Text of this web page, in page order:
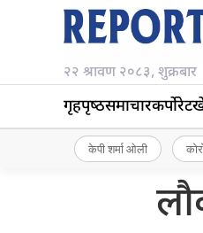
२२ श्रावण २०८३, शुक्रबार
गृहपृष्‍ठसमाचारकर्पोरेट
केपी शर्मा ओली